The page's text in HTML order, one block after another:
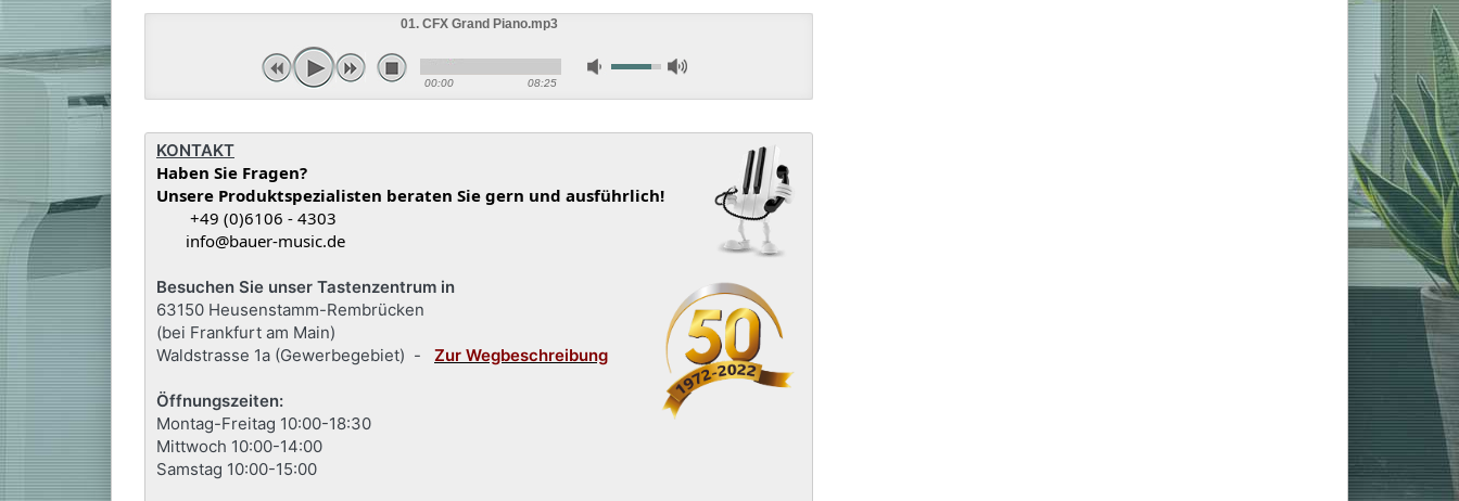
01. CFX Grand Piano.mp3
00:00 08:25
KONTAKT
Haben Sie Fragen?
Unsere Produktspezialisten beraten Sie gern und ausführlich!
+49 (0)6106 - 4303
info@bauer-music.de
Besuchen Sie unser Tastenzentrum in
63150 Heusenstamm-Rembrücken
(bei Frankfurt am Main)
Waldstrasse 1a (Gewerbegebiet) - Zur Wegbeschreibung
Öffnungszeiten:
Montag-Freitag 10:00-18:30
Mittwoch 10:00-14:00
Samstag 10:00-15:00